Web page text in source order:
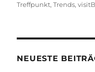
Treffpunkt,Trends,
NEUESTE